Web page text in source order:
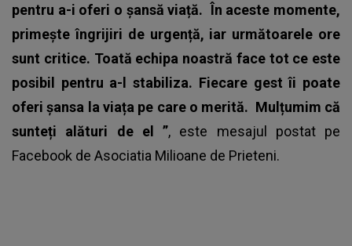
pentru a-i oferi o șansă viață.În aceste momente,
primește îngrijiri de urgență, iar următoarele ore
sunt critice. Toată echipa noastră face tot ce este
posibil pentru a-l stabiliza. Fiecare gest îi poate
oferi șansa la viața pe care o merită. Mulțumim că
sunteți alături de el ”, este mesajul postat pe
Facebook de Asociatia Milioane de Prieteni.